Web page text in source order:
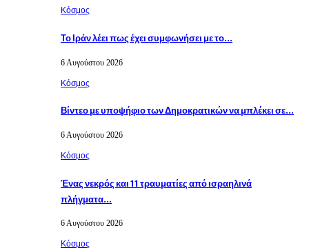
Κόσμος
Το Ιράν λέει πως έχει συμφωνήσει με το…
6 Αυγούστου 2026
Κόσμος
Βίντεο με υποψήφιο των Δημοκρατικών να μπλέκει σε…
6 Αυγούστου 2026
Κόσμος
Ένας νεκρός και 11 τραυματίες από ισραηλινά
πλήγματα…
6 Αυγούστου 2026
Κόσμος